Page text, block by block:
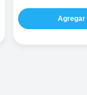
Agregar